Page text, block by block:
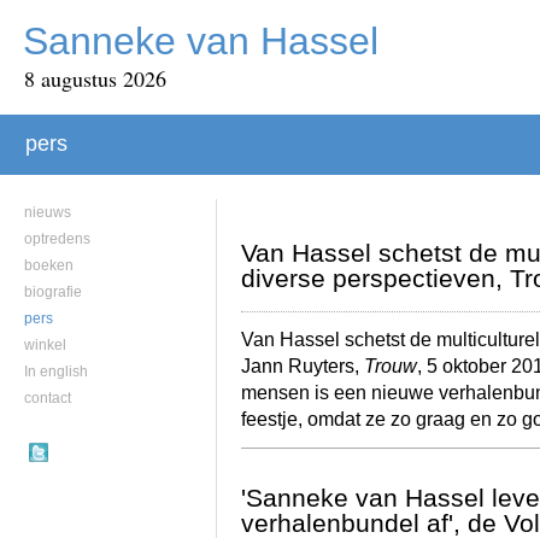
Sanneke van Hassel
8 augustus 2026
pers
nieuws
optredens
boeken
biografie
pers
winkel
In english
contact
Van Hassel schetst de
diverse perspectieven,
Van Hassel schetst de
Jann Ruyters, Trouw, 5 oktober
mensen is een nieuwe
feestje, omdat ze zo graag en zo
'Sanneke van Hassel
verhalenbundel af', de